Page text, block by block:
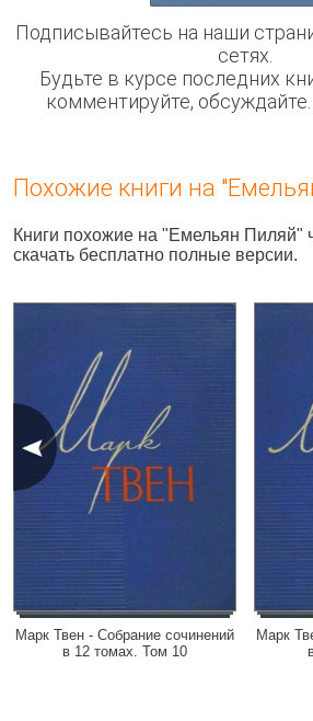
Подписывайтесь на наши
сетях.
Будьте в курсе последних
комментируйте,
Похожие книги на
Книги похожие на "Емельян Пиляй"
скачать бесплатно полные версии.
Марк Твен - Собрание сочинений
в 12 томах. Том 10
Марк